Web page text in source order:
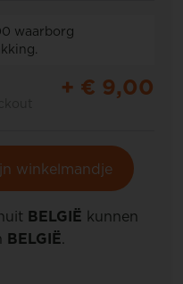
waarborg
+ € 9,00
winkelmandje
BELGIË kunnen
BELGIË.